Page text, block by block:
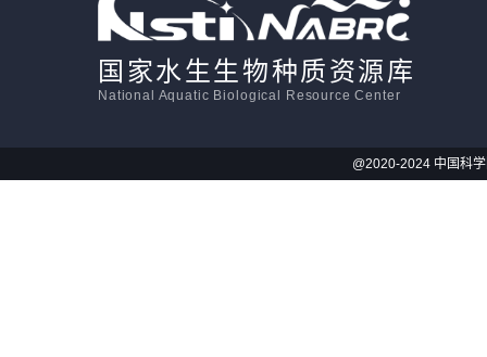
国家水生生物种质资源库
National Aquatic Biological Resource Center
@2020-2024 中国科